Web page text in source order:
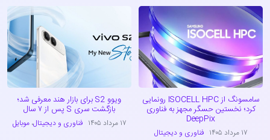
سامسونگ از ISOCELL HPC رونمایی
کرد؛ نخستین حسگر مجهز به فناوری
DeepPix
۱۷ مرداد ۱۴۰۵ فناوری و دیجیتال
ویوو S2 برای بازار هند معرفی شد؛
بازگشت سری S پس از ۷ سال
۱۷ مرداد ۱۴۰۵ فناوری و دیجیتال،موبایل